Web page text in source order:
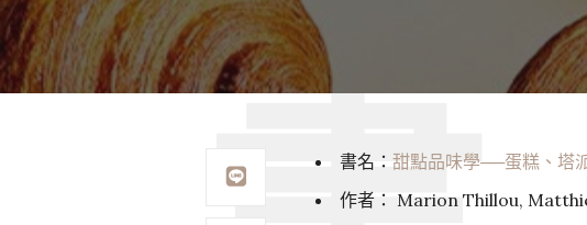
書名： 甜點品味學──蛋糕、塔
作者： Marion Thillou,